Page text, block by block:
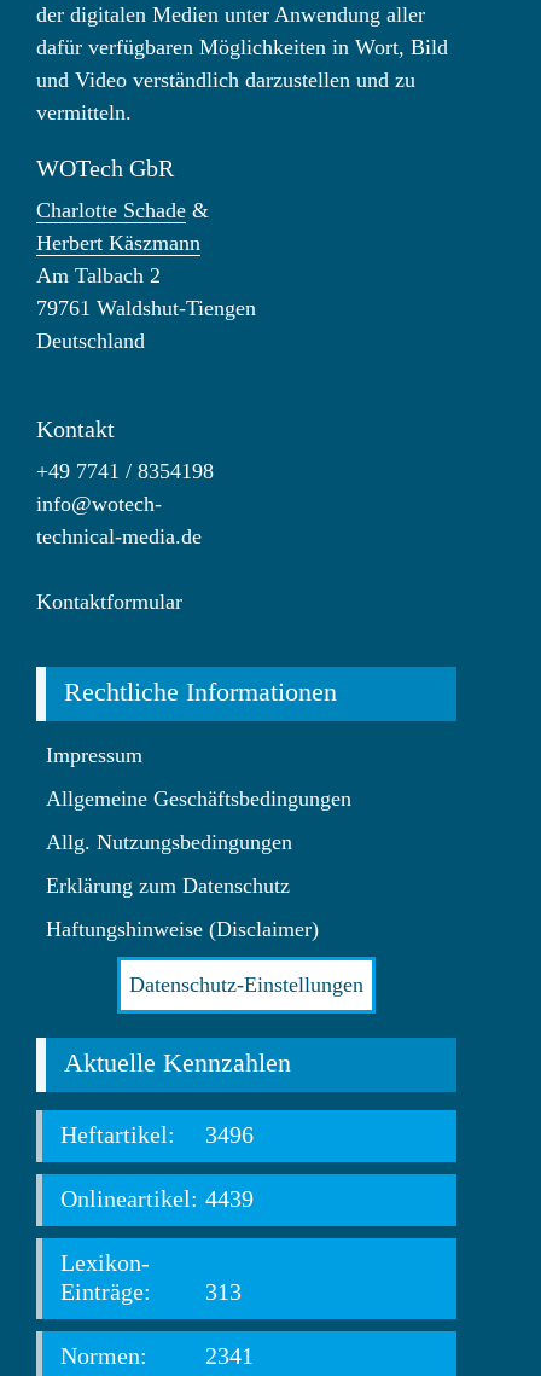
der digitalen Medien unter Anwendung aller
dafür verfügbaren Möglichkeiten in Wort, Bild
und Video verständlich darzustellen und zu
vermitteln.
WOTech GbR
Charlotte Schade &
Herbert Käszmann
Am Talbach 2
79761 Waldshut-Tiengen
Deutschland
Kontakt
+49 7741 / 8354198
info@wotech-
technical-media.de
Kontaktformular
Rechtliche Informationen
Impressum
Allgemeine Geschäftsbedingungen
Allg. Nutzungsbedingungen
Erklärung zum Datenschutz
Haftungshinweise (Disclaimer)
Datenschutz-Einstellungen
Aktuelle Kennzahlen
Heftartikel: 3496
Onlineartikel: 4439
Lexikon-
Einträge:
313
Normen: 2341